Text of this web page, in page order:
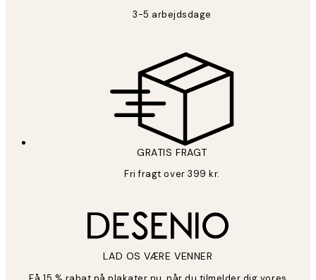
3-5 arbejdsdage
GRATIS FRAGT
Fri fragt over 399 kr.
LAD OS VÆRE VENNER